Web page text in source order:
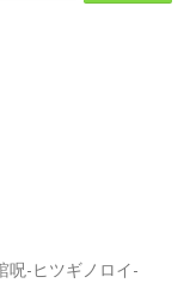
-ヒツギノロイ-